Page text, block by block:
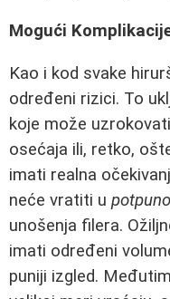
Mogući
Kao i kod svake
određeni rizici. To
koje može
osećaja ili, retko,
imati realna
neće vratiti u potpuno
unošenja filera.
imati određeni
puniji izgled.